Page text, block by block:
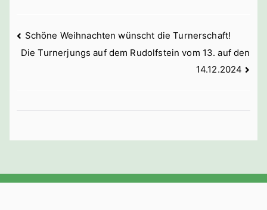
Beitragsnavigation
Schöne Weihnachten wünscht die Turnerschaft!
Die Turnerjungs auf dem Rudolfstein vom 13. auf den
14.12.2024